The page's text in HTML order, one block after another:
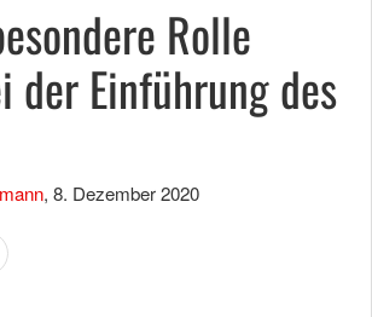
Rolle
der Einführung des
, 8. Dezember 2020